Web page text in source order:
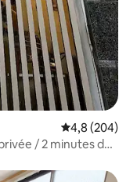
Évaluation
4,8 (204)
/ 2 minutes de